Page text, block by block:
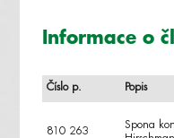
Informace o
Číslo p. Popis
810 263
Spona